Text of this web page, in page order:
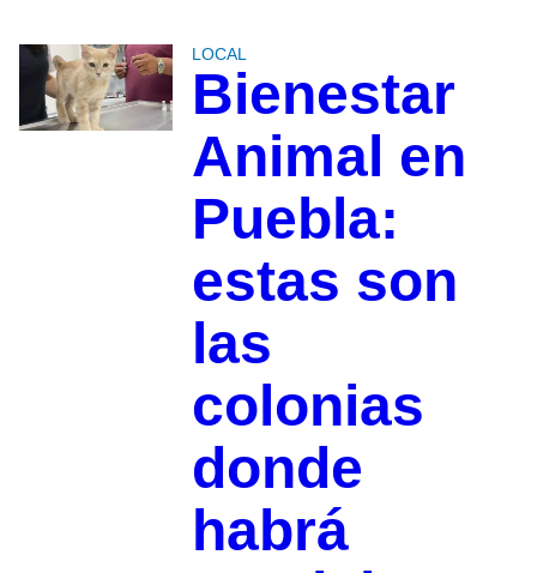
LOCAL
Bienestar
Animal en
Puebla:
estas son
las
colonias
donde
habrá